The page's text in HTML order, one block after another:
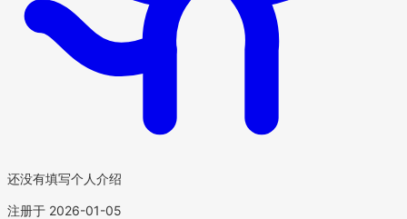
还没有填写个人介绍
注册于 2026-01-05